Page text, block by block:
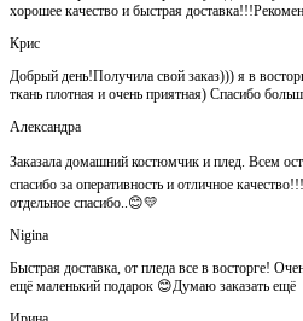
хорошее качество и быстрая
Крис
Добрый день!Получила свой заказ))) я в
ткань плотная и очень приятная) Спасибо
Александра
Заказала домашний костюмчик и плед. Всем
спасибо за оперативность и отличное
отдельное спасибо..😊💛
Nigina
Быстрая доставка, от пледа все в восторге!
ещё маленький подарок 😊Думаю заказать ещё